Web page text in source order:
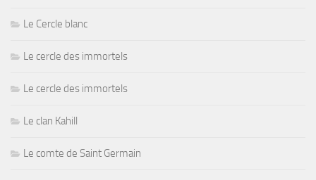
Le Cercle blanc
Le cercle des immortels
Le cercle des immortels
Le clan Kahill
Le comte de Saint Germain